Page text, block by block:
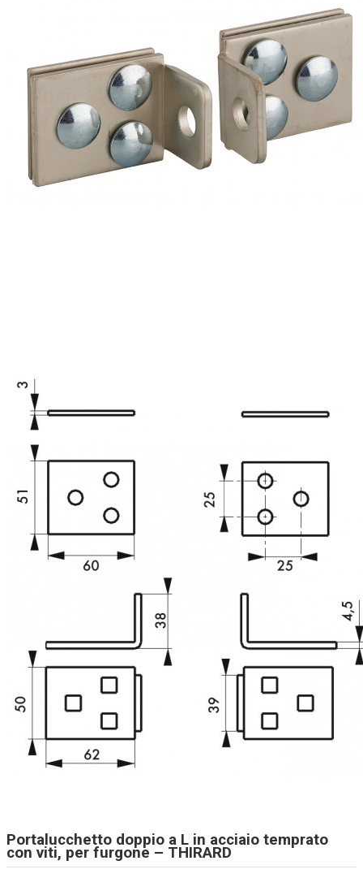
Portalucchetto doppio a L in acciaio temprato
con viti, per furgone – THIRARD